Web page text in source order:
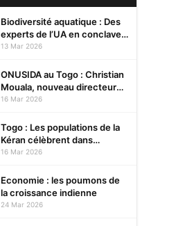
Biodiversité aquatique : Des
experts de l’UA en conclave à
Lomé pour renforcer la
13 Mar 2026
ONUSIDA au Togo : Christian
Mouala, nouveau directeur
pays
16 Mar 2026
Togo : Les populations de la
Kéran célèbrent dans
l’allégresse Tislim-Difoini,
16 Mar 2026
Economie : les poumons de
la croissance indienne
24 Mar 2026